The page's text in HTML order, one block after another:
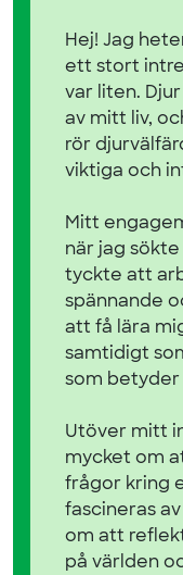
Hej! Jag
ett stort
var liten.
av mitt liv,
rör
viktiga och
Mitt
när jag
tyckte att
spännande
att få lära
samtidigt
som
Utöver mitt
mycket om
frågor kring
fascineras
om att
på världen